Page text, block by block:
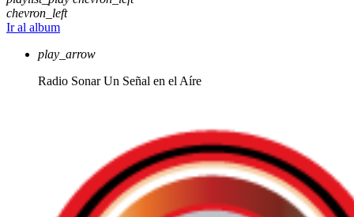
chevron_left
Ir al album
play_arrow
Radio Sonar Un Señal en el Aíre